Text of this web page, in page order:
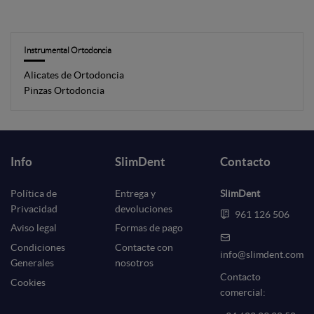
Instrumental Ortodoncia
Alicates de Ortodoncia
Pinzas Ortodoncia
Info
Política de
Privacidad
Aviso legal
Condiciones
Generales
Cookies
SlimDent
Entrega y
devoluciones
Formas de pago
Contacte con
nosotros
Contacto
SlimDent
961 126 506
info@slimdent.com
Contacto
comercial: